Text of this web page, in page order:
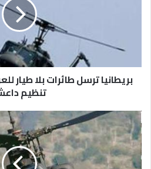
بريطانيا ترسل طائرات بلا طيار
تنظيم